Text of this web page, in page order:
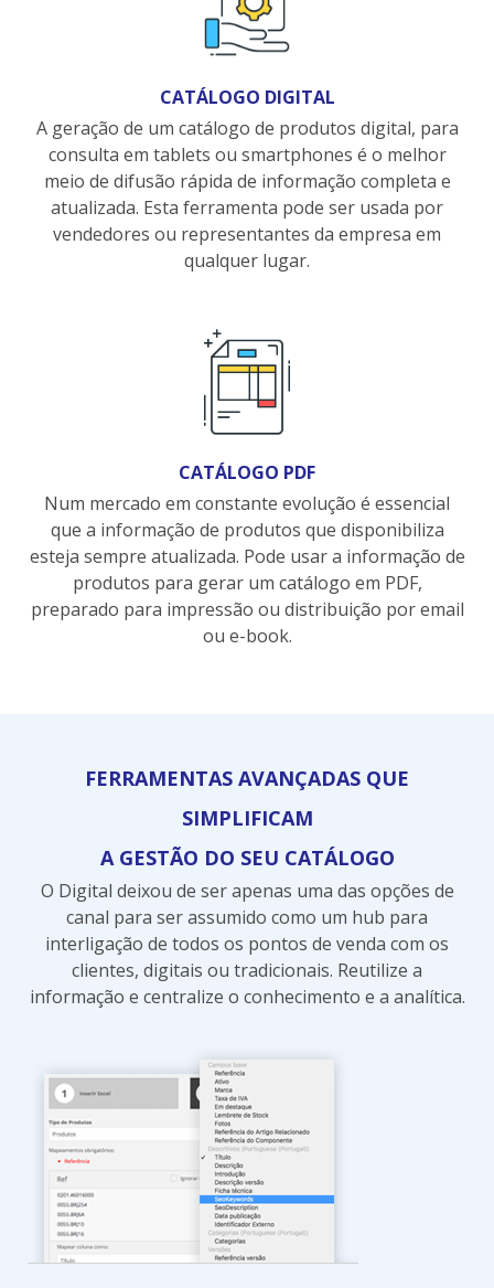
CATÁLOGO DIGITAL
A geração de um catálogo de produtos digital, para
consulta em tablets ou smartphones é o melhor
meio de difusão rápida de informação completa e
atualizada. Esta ferramenta pode ser usada por
vendedores ou representantes da empresa em
qualquer lugar.
CATÁLOGO PDF
Num mercado em constante evolução é essencial
que a informação de produtos que disponibiliza
esteja sempre atualizada. Pode usar a informação de
produtos para gerar um catálogo em PDF,
preparado para impressão ou distribuição por email
ou e-book.
FERRAMENTAS AVANÇADAS QUE
SIMPLIFICAM
A GESTÃO DO SEU CATÁLOGO
O Digital deixou de ser apenas uma das opções de
canal para ser assumido como um hub para
interligação de todos os pontos de venda com os
clientes, digitais ou tradicionais. Reutilize a
informação e centralize o conhecimento e a analítica.